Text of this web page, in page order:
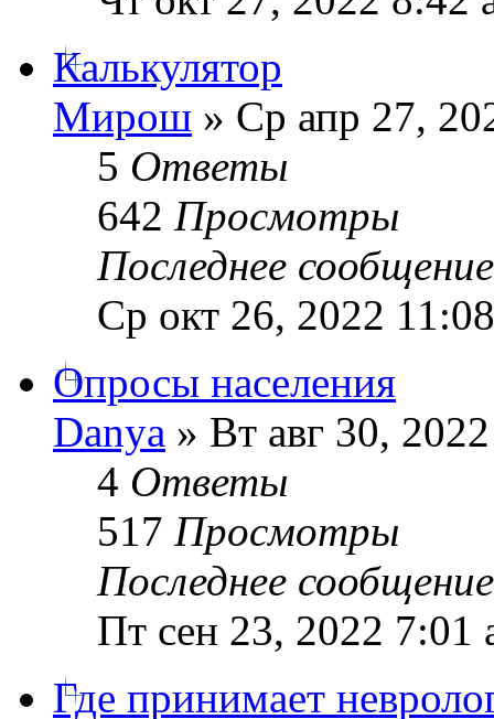
Калькулятор
Мирош » Ср апр 27,
5 Ответы
642 Просмотры
Последнее
Ср окт 26, 2022
Опросы населения
Danya » Вт авг 30,
4 Ответы
517 Просмотры
Последнее
Пт сен 23, 2022 7:01
Где принимает